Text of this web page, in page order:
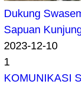
Dukung
Sapuan
2023-12-10
1
KOMUNIKASI